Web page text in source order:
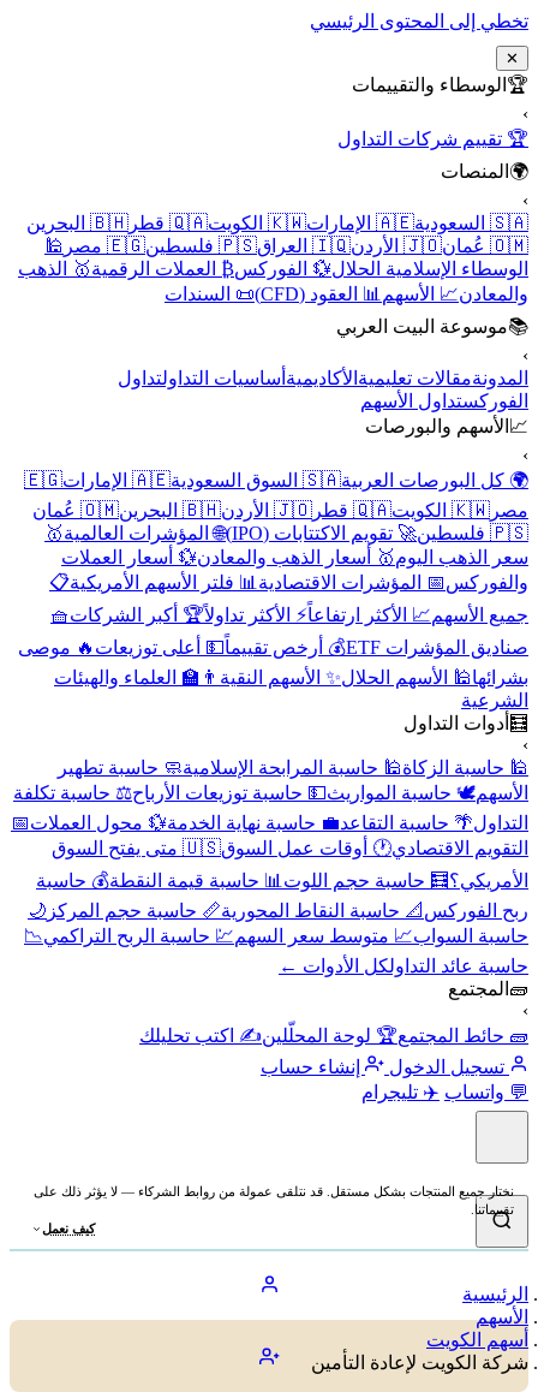
تخطي إلى المحتوى الرئيسي
✕
🏆 الوسطاء والتقييمات
›
🏆 تقييم شركات التداول
🌍 المنصات
›
🇸🇦 السعودية
🇦🇪 الإمارات 🇰🇼 الكويت 🇶🇦 قطر
🇧🇭 البحرين
🇴🇲 عُمان
🇯🇴 الأردن 🇮🇶 العراق 🇵🇸 فلسطين 🇪🇬 مصر
🕌
الوسطاء الإسلامية الحلال💱 الفوركس₿ العملات الرقمية🥇 الذهب
والمعادن📈 الأسهم 📊 العقود (CFD)
📜 السندات
📚موسوعة البيت العربي
›
المدونةمقالات تعليمية الأكاديمية أساسيات التداولتداول
الفوركستداول الأسهم
📈 الأسهم والبورصات
›
🌍 كل البورصات العربية🇸🇦 السوق السعودية 🇦🇪 الإمارات
🇪🇬
مصر 🇰🇼 الكويت 🇶🇦 قطر 🇯🇴 الأردن 🇧🇭 البحرين
🇴🇲 عُمان
🇵🇸 فلسطين
🚀 تقويم الاكتتابات (IPO) 🌐 المؤشرات العالمية🥇
سعر الذهب اليوم🥇 أسعار الذهب والمعادن💱 أسعار العملات
والفوركس📅 المؤشرات الاقتصادية 📊 فلتر الأسهم الأمريكية📋
جميع الأسهم📈 الأكثر ارتفاعاً⚡ الأكثر تداولاً🏆 أكبر الشركات🧺
صناديق المؤشرات ETF
💰 أرخص تقييماً💵 أعلى توزيعات 🔥 موصى
بشرائها🕌 الأسهم الحلال✨ الأسهم النقية 👨‍🏫 العلماء والهيئات
الشرعية
🧮 أدوات التداول
›
🕌 حاسبة الزكاة🕌 حاسبة المرابحة الإسلامية🧼 حاسبة تطهير
الأسهم🕊️ حاسبة المواريث💵 حاسبة توزيعات الأرباح⚖️ حاسبة تكلفة
التداول🌴 حاسبة التقاعد💼 حاسبة نهاية الخدمة💱 محول العملات📅
التقويم الاقتصادي🕐 أوقات عمل السوق
🇺🇸 متى يفتح السوق
الأمريكي؟🧮 حاسبة حجم اللوت 📊 حاسبة قيمة النقطة💰 حاسبة
ربح الفوركس 📐 حاسبة النقاط المحورية📏 حاسبة حجم المركز 🌙
حاسبة السواب📈 متوسط سعر السهم💹 حاسبة الربح التراكمي📉
حاسبة عائد التداولكل الأدوات ←
🧱 المجتمع
›
🧱 حائط المجتمع🏆 لوحة المحلّلين✍️ اكتب تحليلك
تسجيل الدخول
إنشاء حساب
💬 واتساب ✈️ تليجرام
نختار جميع المنتجات بشكل مستقل. قد نتلقى عمولة من روابط الشركاء — لا يؤثر ذلك على
تقييماتنا.
كيف نعمل
الرئيسية
الأسهم
أسهم الكويت
شركة الكويت لإعادة التأمين